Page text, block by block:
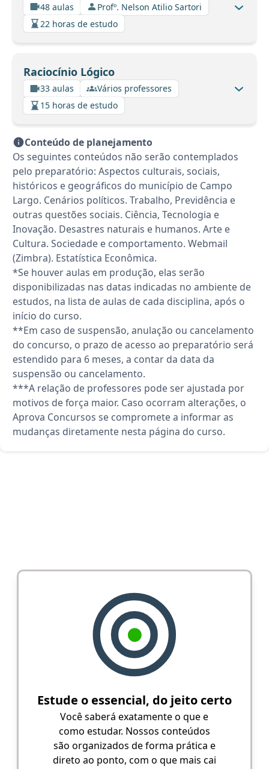
48 aulas
Profº. Nelson Atilio Sartori
22 horas de estudo
Raciocínio Lógico
33 aulas
Vários professores
15 horas de estudo
Conteúdo de planejamento
Os seguintes conteúdos não serão contemplados
pelo preparatório: Aspectos culturais, sociais,
históricos e geográficos do município de Campo
Largo. Cenários políticos. Trabalho, Previdência e
outras questões sociais. Ciência, Tecnologia e
Inovação. Desastres naturais e humanos. Arte e
Cultura. Sociedade e comportamento. Webmail
(Zimbra). Estatística Econômica.
*Se houver aulas em produção, elas serão
disponibilizadas nas datas indicadas no ambiente de
estudos, na lista de aulas de cada disciplina, após o
início do curso.
**Em caso de suspensão, anulação ou cancelamento
do concurso, o prazo de acesso ao preparatório será
estendido para 6 meses, a contar da data da
suspensão ou cancelamento.
***A relação de professores pode ser ajustada por
motivos de força maior. Caso ocorram alterações, o
Aprova Concursos se compromete a informar as
mudanças diretamente nesta página do curso.
Estude o essencial, do jeito certo
Você saberá exatamente o que e
como estudar. Nossos conteúdos
são organizados de forma prática e
direto ao ponto, com o que mais cai